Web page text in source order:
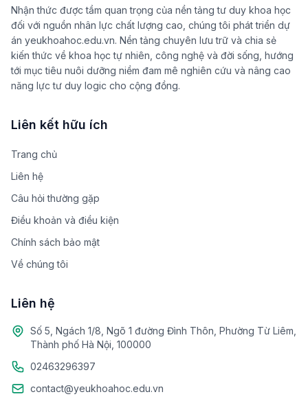
Nhận thức được tầm quan trọng của nền tảng tư duy khoa học
đối với nguồn nhân lực chất lượng cao, chúng tôi phát triển dự
án yeukhoahoc.edu.vn. Nền tảng chuyên lưu trữ và chia sẻ
kiến thức về khoa học tự nhiên, công nghệ và đời sống, hướng
tới mục tiêu nuôi dưỡng niềm đam mê nghiên cứu và nâng cao
năng lực tư duy logic cho cộng đồng.
Liên kết hữu ích
Trang chủ
Liên hệ
Câu hỏi thường gặp
Điều khoản và điều kiện
Chính sách bảo mật
Về chúng tôi
Liên hệ
Số 5, Ngách 1/8, Ngõ 1 đường Đình Thôn, Phường Từ Liêm,
Thành phố Hà Nội, 100000
02463296397
contact@yeukhoahoc.edu.vn